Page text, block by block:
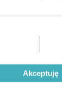
się w
ale masz
Preferencje
na tej witrynie.
Akceptuję